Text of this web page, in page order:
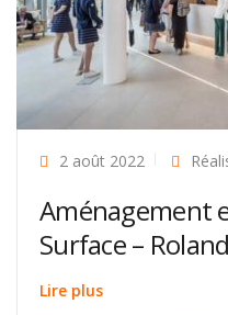
2 août 2022
Aménagement
Surface –
Lire plus